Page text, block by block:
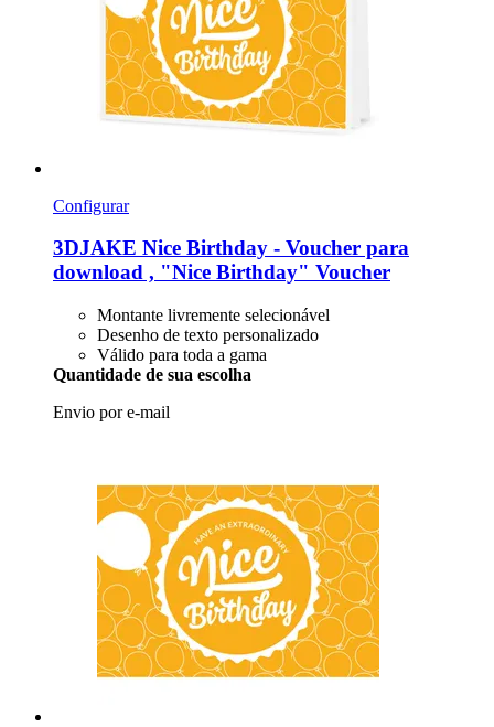
Configurar
3DJAKE Nice Birthday -​ Voucher para
download , "Nice Birthday" Voucher
Montante livremente selecionável
Desenho de texto personalizado
Válido para toda a gama
Quantidade de sua escolha
Envio por e-mail